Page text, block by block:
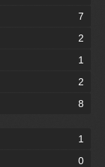
7
2
1
2
8
1
0